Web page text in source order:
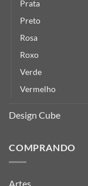
Prata
Preto
Rosa
Roxo
Verde
Vermelho
Design Cube
COMPRANDO
Artes